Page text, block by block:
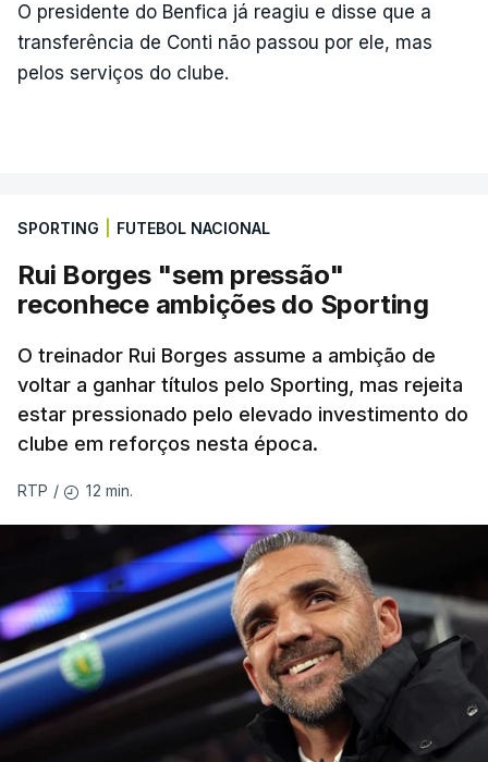
O presidente do Benfica já reagiu e disse que a
transferência de Conti não passou por ele, mas
pelos serviços do clube.
SPORTING FUTEBOL NACIONAL
Rui Borges "sem pressão"
reconhece ambições do Sporting
O treinador Rui Borges assume a ambição de
voltar a ganhar títulos pelo Sporting, mas rejeita
estar pressionado pelo elevado investimento do
clube em reforços nesta época.
RTP / 12 min.